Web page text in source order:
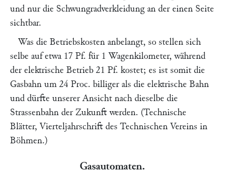
und nur die Schwungradverkleidung an der einen Seite
sichtbar.
Was die Betriebskosten anbelangt, so stellen sich
selbe auf etwa 17 Pf. für 1 Wagenkilometer, während
der elektrische Betrieb 21 Pf. kostet; es ist somit die
Gasbahn um 24 Proc. billiger als die elektrische Bahn
und dürfte unserer Ansicht nach dieselbe die
Strassenbahn der Zukunft werden. (Technische
Blätter, Vierteljahrschrift des Technischen Vereins in
Böhmen.)
Gasautomaten.